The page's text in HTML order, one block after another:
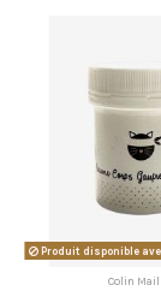
Produit disponible
Colin